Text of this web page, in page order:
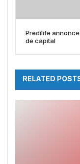
Predilife
de capital
RELATED